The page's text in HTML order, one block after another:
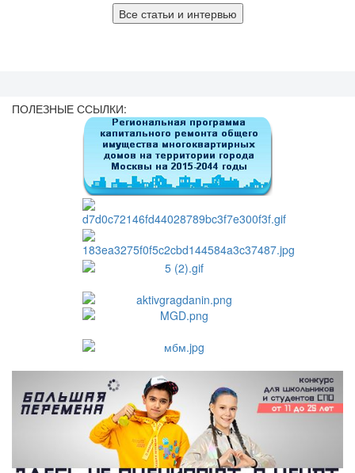
Все статьи и интервью
ПОЛЕЗНЫЕ ССЫЛКИ: